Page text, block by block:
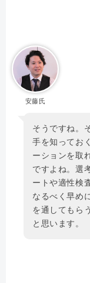
安藤氏
そうですね。
手を知ってお
ーションを取
ですよね。選
ートや適性検
なるべく早め
を通してもら
と思います。